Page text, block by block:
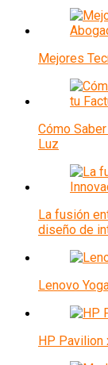
Mejores
Cómo
Luz
La fusión
diseño de
Lenovo
HP Pavilion